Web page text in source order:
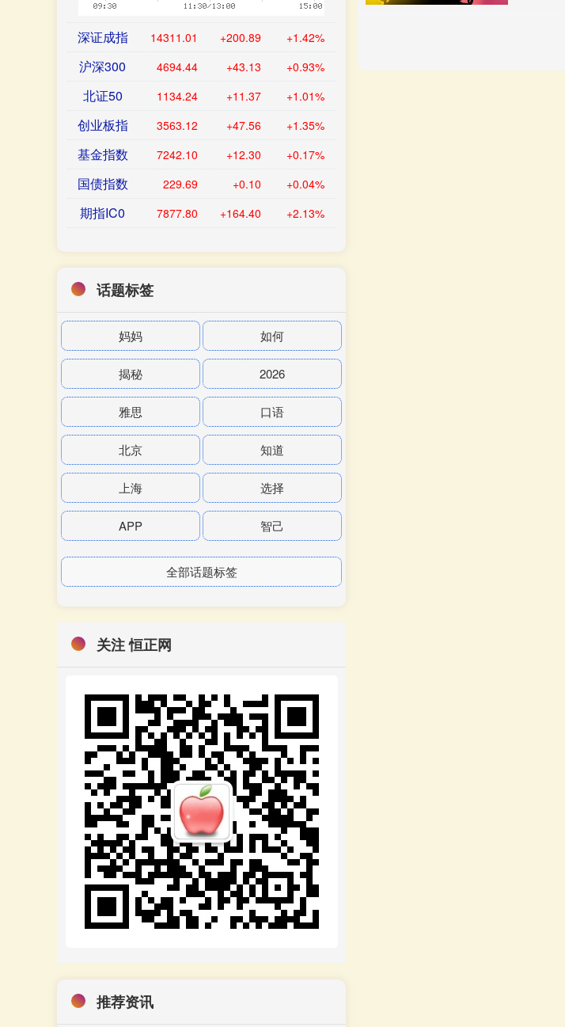
深证成指 14311.01 +200.89 +1.42%
沪深300 4694.44 +43.13 +0.93%
北证50 1134.24 +11.37 +1.01%
创业板指 3563.12 +47.56 +1.35%
基金指数 7242.10 +12.30 +0.17%
国债指数 229.69 +0.10 +0.04%
期指IC0 7877.80 +164.40 +2.13%
话题标签
妈妈 如何
揭秘 2026
雅思 口语
北京 知道
上海 选择
APP 智己
全部话题标签
关注 恒正网
推荐资讯